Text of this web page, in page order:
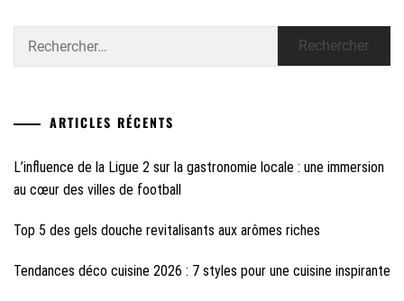
ARTICLES RÉCENTS
L’influence de la Ligue 2 sur la gastronomie locale : une immersion
au cœur des villes de football
Top 5 des gels douche revitalisants aux arômes riches
Tendances déco cuisine 2026 : 7 styles pour une cuisine inspirante